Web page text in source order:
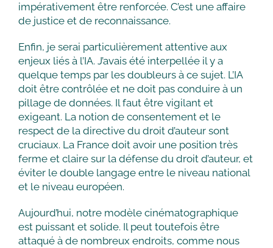
impérativement être renforcée. C’est une affaire
de justice et de reconnaissance.
Enfin, je serai particulièrement attentive aux
enjeux liés à l’IA. J’avais été interpellée il y a
quelque temps par les doubleurs à ce sujet. L’IA
doit être contrôlée et ne doit pas conduire à un
pillage de données. Il faut être vigilant et
exigeant. La notion de consentement et le
respect de la directive du droit d’auteur sont
cruciaux. La France doit avoir une position très
ferme et claire sur la défense du droit d’auteur, et
éviter le double langage entre le niveau national
et le niveau européen.
Aujourd’hui, notre modèle cinématographique
est puissant et solide. Il peut toutefois être
attaqué à de nombreux endroits, comme nous